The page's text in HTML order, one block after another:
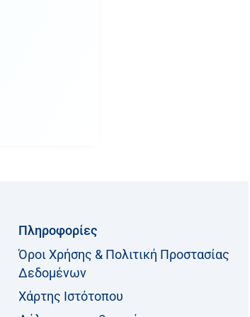
Πληροφορίες
Όροι Χρήσης & Πολιτική Προστασίας
Δεδομένων
Χάρτης Ιστότοπου